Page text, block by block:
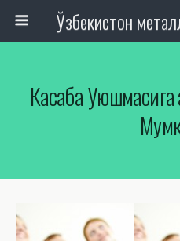
Касаба